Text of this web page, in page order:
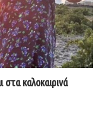
καλοκαιρινά